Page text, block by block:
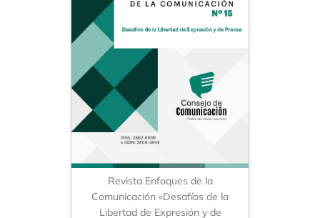
Revista Enfoques de la
Comunicación «Desafíos de la
Libertad de Expresión y de